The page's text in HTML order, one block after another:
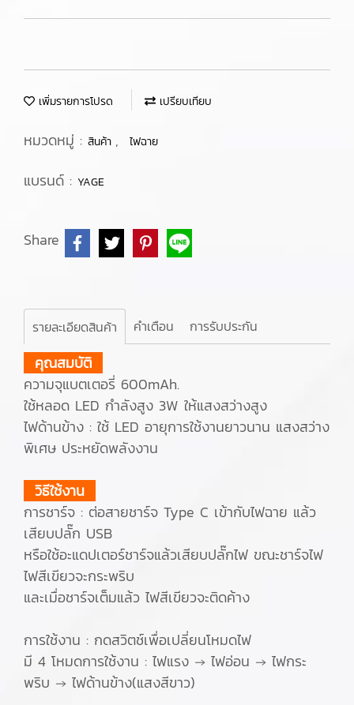
เพิ่มรายการโปรด เปรียบเทียบ
หมวดหมู่ : สินค้า , ไฟฉาย
แบรนด์ : YAGE
Share
รายละเอียดสินค้า คำเตือน การรับประกัน
คุณสมบัติ
ความจุแบตเตอรี่ 600mAh.
ใช้หลอด LED กำลังสูง 3W ให้แสงสว่างสูง
ไฟด้านข้าง : ใช้ LED อายุการใช้งานยาวนาน แสงสว่าง
พิเศษ ประหยัดพลังงาน
วิธีใช้งาน
การชาร์จ : ต่อสายชาร์จ Type C เข้ากับไฟฉาย แล้ว
เสียบปลั๊ก USB
หรือใช้อะแดปเตอร์ชาร์จแล้วเสียบปลั๊กไฟ ขณะชาร์จไฟ
ไฟสีเขียวจะกระพริบ
และเมื่อชาร์จเต็มแล้ว ไฟสีเขียวจะติดค้าง
การใช้งาน : กดสวิตช์เพื่อเปลี่ยนโหมดไฟ
มี 4 โหมดการใช้งาน : ไฟแรง → ไฟอ่อน → ไฟกระ
พริบ → ไฟด้านข้าง(แสงสีขาว)